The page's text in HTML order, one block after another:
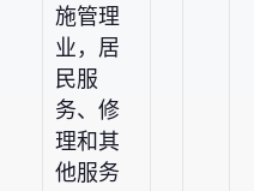
施管理
业，居
民服
务、修
理和其
他服务